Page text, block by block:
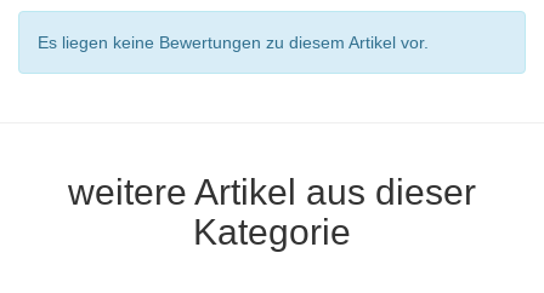
Es liegen keine Bewertungen zu diesem Artikel vor.
weitere Artikel aus dieser
Kategorie